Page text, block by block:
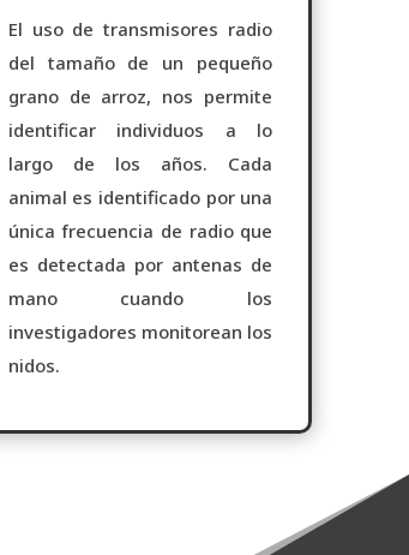
El uso de transmisores radio
del tamaño de un pequeño
grano de arroz, nos permite
identificar individuos a lo
largo de los años. Cada
animal es identificado por una
única frecuencia de radio que
es detectada por antenas de
mano cuando los
investigadores monitorean los
nidos.